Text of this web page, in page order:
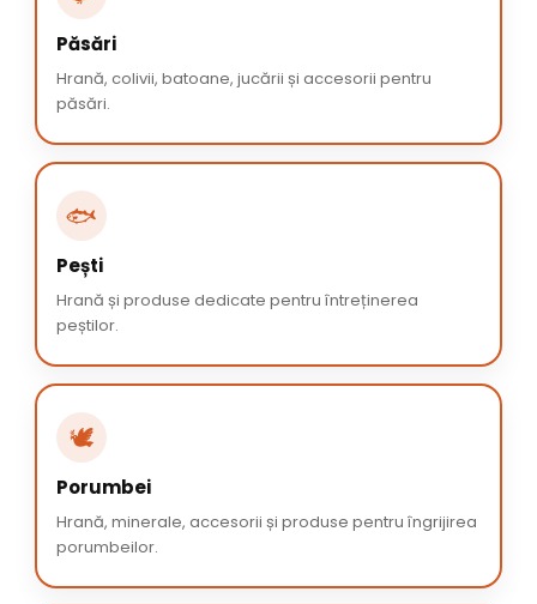
Păsări
Hrană, colivii, batoane, jucării și accesorii pentru
păsări.
🐟
Pești
Hrană și produse dedicate pentru întreținerea
peștilor.
🕊️
Porumbei
Hrană, minerale, accesorii și produse pentru îngrijirea
porumbeilor.